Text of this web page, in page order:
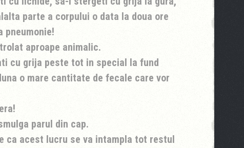
parte a corpului o data la doua ore
pneumonie!
aproape animalic.
cu grija peste tot in special la fund
o mare cantitate de fecale care vor
parul din cap.
ca acest lucru se va intampla tot restul